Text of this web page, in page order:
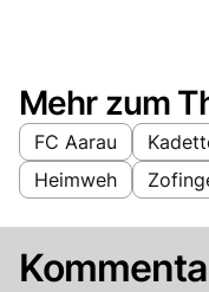
Mehr zum
FC Aarau
Heimweh